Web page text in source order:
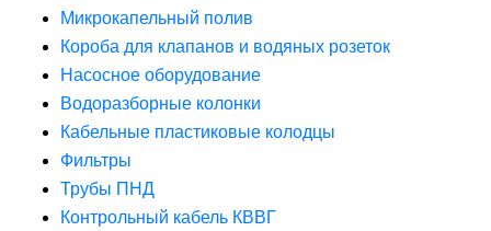
Микрокапельный полив
Короба для клапанов и водяных розеток
Насосное оборудование
Водоразборные колонки
Кабельные пластиковые колодцы
Фильтры
Трубы ПНД
Контрольный кабель КВВГ